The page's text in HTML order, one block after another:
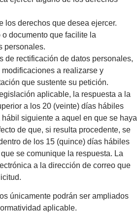
los derechos que desea ejercer.
documento que facilite la
personales.
de rectificación de datos personales,
a realizarse y
que sustente su petición.
aplicable, la respuesta a la
a los 20 (veinte) días hábiles
siguiente a aquel en que se haya
de que, si resulta procedente, se
de los 15 (quince) días hábiles
se comunique la respuesta. La
a la dirección de correo que
únicamente podrán ser ampliados
aplicable.